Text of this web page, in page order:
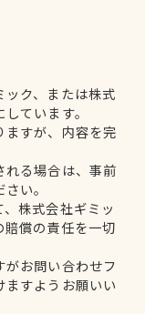
ク、または株式
ています。
ますが、内容を完
れる場合は、事前
い。
株式会社ギミッ
償の責任を一切
お問い合わせフ
ますようお願いい